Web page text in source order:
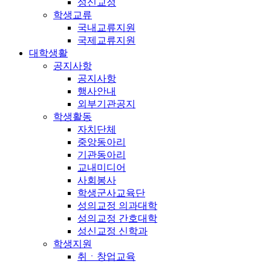
학생교류
국내교류지원
국제교류지원
대학생활
공지사항
공지사항
행사안내
외부기관공지
학생활동
자치단체
중앙동아리
기관동아리
교내미디어
사회봉사
학생군사교육단
성의교정 의과대학
성의교정 간호대학
성신교정 신학과
학생지원
취ㆍ창업교육